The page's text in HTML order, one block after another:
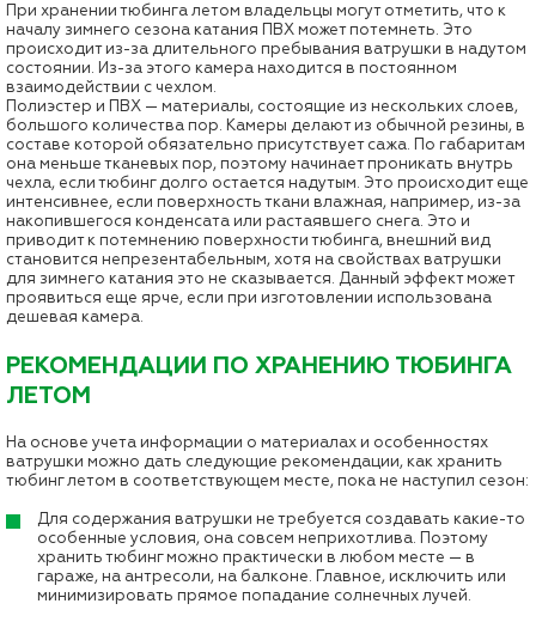
При хранении тюбинга летом владельцы могут отметить, что к
началу зимнего сезона катания ПВХ может потемнеть. Это
происходит из-за длительного пребывания ватрушки в надутом
состоянии. Из-за этого камера находится в постоянном
взаимодействии с чехлом.
Полиэстер и ПВХ — материалы, состоящие из нескольких слоев,
большого количества пор. Камеры делают из обычной резины, в
составе которой обязательно присутствует сажа. По габаритам
она меньше тканевых пор, поэтому начинает проникать внутрь
чехла, если тюбинг долго остается надутым. Это происходит еще
интенсивнее, если поверхность ткани влажная, например, из-за
накопившегося конденсата или растаявшего снега. Это и
приводит к потемнению поверхности тюбинга, внешний вид
становится непрезентабельным, хотя на свойствах ватрушки
для зимнего катания это не сказывается. Данный эффект может
проявиться еще ярче, если при изготовлении использована
дешевая камера.
РЕКОМЕНДАЦИИ ПО ХРАНЕНИЮ ТЮБИНГА
ЛЕТОМ
На основе учета информации о материалах и особенностях
ватрушки можно дать следующие рекомендации, как хранить
тюбинг летом в соответствующем месте, пока не наступил сезон:
Для содержания ватрушки не требуется создавать какие-то
особенные условия, она совсем неприхотлива. Поэтому
хранить тюбинг можно практически в любом месте — в
гараже, на антресоли, на балконе. Главное, исключить или
минимизировать прямое попадание солнечных лучей.